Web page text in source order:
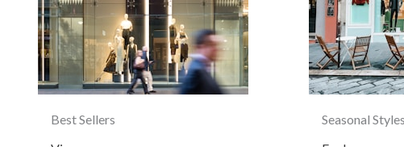
Best Sellers
Seasonal Styles